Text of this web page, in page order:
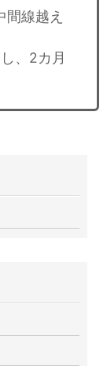
間線越え
、2カ月